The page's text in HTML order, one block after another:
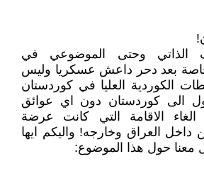
الذاتي وحتى الموضوعي في
بعد دحر داعش عسكريا وليس
الكوردية العليا في كوردستان
الى كوردستان دون اي عوائق
الاقامة التي كانت عرضة
داخل العراق وخارجه! واليكم ايها
معنا حول هذا الموضوع: